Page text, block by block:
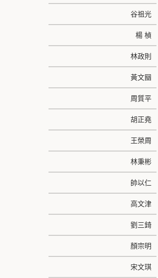
谷祖光
楊 楨
林政則
黃文圝
周質平
胡正堯
王榮周
林秉彬
帥以仁
高文津
劉三錡
顏宗明
宋文琪